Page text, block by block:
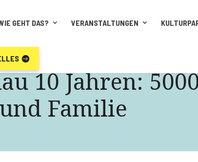
GEHT DAS? VERANSTALTUNGEN
10 Jahren:
Familie